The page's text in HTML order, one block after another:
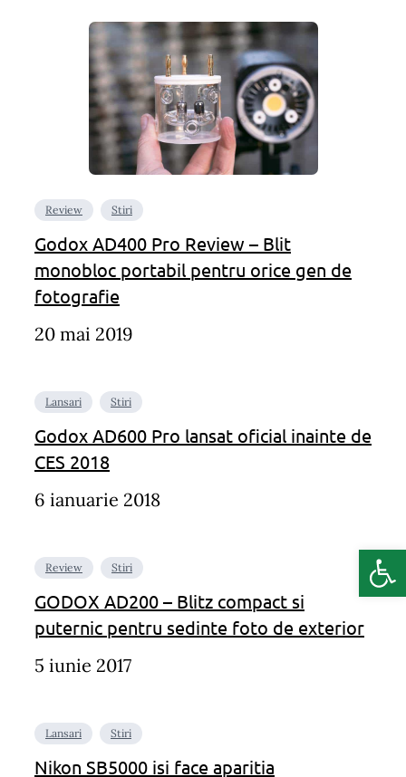
Review Stiri
Godox AD400 Pro Review – Blit
monobloc portabil pentru orice gen de
fotografie
20 mai 2019
Lansari Stiri
Godox AD600 Pro lansat oficial inainte de
CES 2018
6 ianuarie 2018
Review Stiri
GODOX AD200 – Blitz compact si
puternic pentru sedinte foto de exterior
5 iunie 2017
Lansari Stiri
Nikon SB5000 isi face aparitia